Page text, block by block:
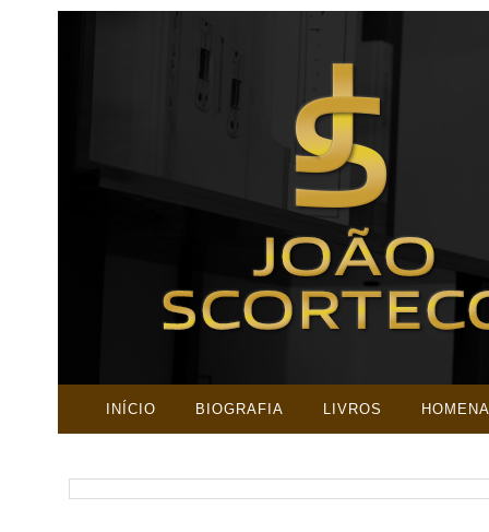
INÍCIO BIOGRAFIA LIVROS